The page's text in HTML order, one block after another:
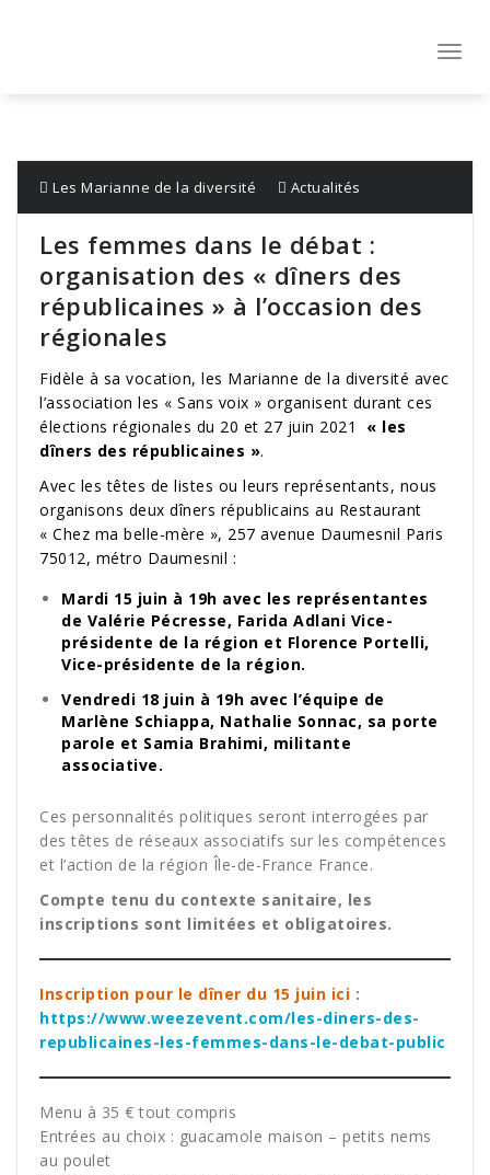
Les Marianne de la diversité Actualités
Les femmes dans le débat :
organisation des « dîners des
républicaines » à l’occasion des
régionales
Fidèle à sa vocation, les Marianne de la diversité avec
l’association les « Sans voix » organisent durant ces
élections régionales du 20 et 27 juin 2021
« les
dîners des républicaines ».
Avec les têtes de listes ou leurs représentants, nous
organisons deux dîners républicains au Restaurant
« Chez ma belle-mère », 257 avenue Daumesnil Paris
75012, métro Daumesnil :
Mardi 15 juin à 19h avec les représentantes
de Valérie Pécresse, Farida Adlani Vice-
présidente de la région et Florence Portelli,
Vice-présidente de la région.
Vendredi 18 juin à 19h avec l’équipe de
Marlène Schiappa, Nathalie Sonnac, sa porte
parole et Samia Brahimi, militante
associative.
Ces personnalités politiques seront interrogées par
des têtes de réseaux associatifs sur les compétences
et l’action de la région Île-de-France France.
Compte tenu du contexte sanitaire, les
inscriptions sont limitées et obligatoires.
Inscription pour le dîner du 15 juin ici :
https://www.weezevent.com/les-diners-des-
republicaines-les-femmes-dans-le-debat-public
Menu à 35 € tout compris
Entrées au choix : guacamole maison – petits nems
au poulet